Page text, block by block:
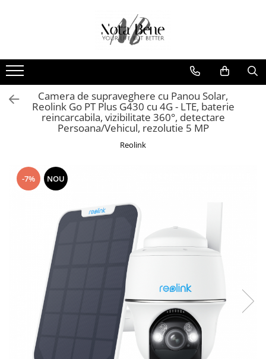
Camera de supraveghere
Conexiune 4G
Conexiune Wi-Fi
Conexiune PoE
Cu baterie
Cu panou solar
Unelte si aparate de masura
Nivele / Lasere
Telemetre
Teodolite
Accesorii
Sisteme de control al mașinilor
Camera de supraveghere cu Panou Solar,
Reolink Go PT Plus G430 cu 4G - LTE, baterie
reincarcabila, vizibilitate 360°, detectare
Persoana/Vehicul, rezolutie 5 MP
Reolink
-7% NOU